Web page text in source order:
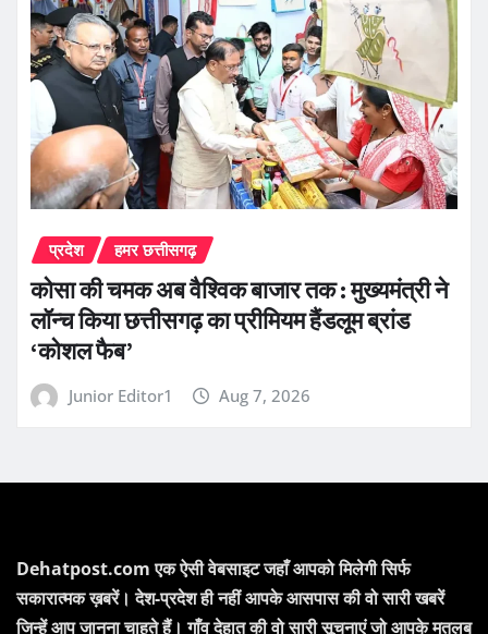
प्रदेश हमर छत्तीसगढ़
कोसा की चमक अब वैश्विक बाजार तक : मुख्यमंत्री ने
लॉन्च किया छत्तीसगढ़ का प्रीमियम हैंडलूम ब्रांड
‘कोशल फैब’
Junior Editor1 Aug 7, 2026
Dehatpost.com एक ऐसी वेबसाइट जहाँ आपको मिलेगी सिर्फ
सकारात्मक ख़बरें। देश-प्रदेश ही नहीं आपके आसपास की वो सारी खबरें
जिन्हें आप जानना चाहते हैं। गाँव देहात की वो सारी सूचनाएं जो आपके मतलब